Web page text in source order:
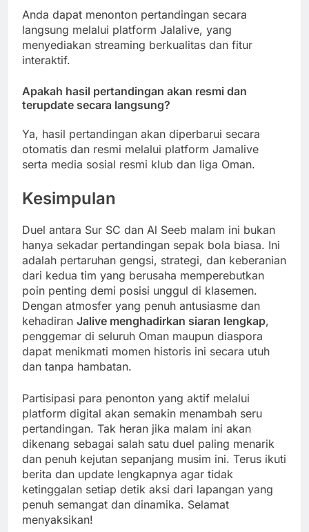
Anda dapat menonton pertandingan secara
langsung melalui platform Jalalive, yang
menyediakan streaming berkualitas dan fitur
interaktif.
Apakah hasil pertandingan akan resmi dan
terupdate secara langsung?
Ya, hasil pertandingan akan diperbarui secara
otomatis dan resmi melalui platform Jamalive
serta media sosial resmi klub dan liga Oman.
Kesimpulan
Duel antara Sur SC dan Al Seeb malam ini bukan
hanya sekadar pertandingan sepak bola biasa. Ini
adalah pertaruhan gengsi, strategi, dan keberanian
dari kedua tim yang berusaha memperebutkan
poin penting demi posisi unggul di klasemen.
Dengan atmosfer yang penuh antusiasme dan
kehadiran Jalive menghadirkan siaran lengkap,
penggemar di seluruh Oman maupun diaspora
dapat menikmati momen historis ini secara utuh
dan tanpa hambatan.
Partisipasi para penonton yang aktif melalui
platform digital akan semakin menambah seru
pertandingan. Tak heran jika malam ini akan
dikenang sebagai salah satu duel paling menarik
dan penuh kejutan sepanjang musim ini. Terus ikuti
berita dan update lengkapnya agar tidak
ketinggalan setiap detik aksi dari lapangan yang
penuh semangat dan dinamika. Selamat
menyaksikan!